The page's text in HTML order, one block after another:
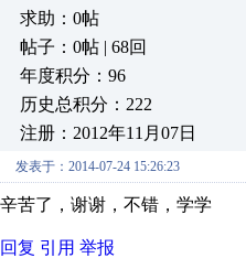
求助：0帖
帖子：0帖 | 68回
年度积分：96
历史总积分：222
注册：2012年11月07日
发表于：2014-07-24 15:26:23
辛苦了，谢谢，不错，学学
回复 引用 举报